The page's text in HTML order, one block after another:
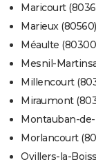
Maricourt
Marieux (80560)
Méaulte
Mesnil-
Millencourt
Miraumont
Montauban-
Morlancourt
Ovillers-la-